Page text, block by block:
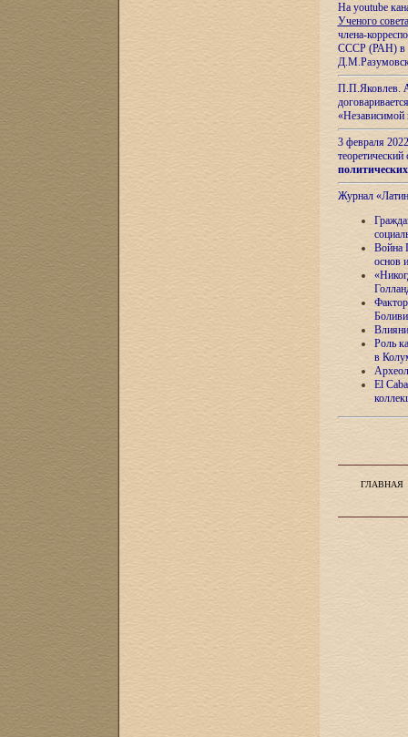
На youtube
Ученого
члена-
СССР (РАН) в
П.П.Яковлев.
«Независимой
3 февраля
теоретический
Журнал
Война
основ
Роль
в
El
ГЛАВНАЯ